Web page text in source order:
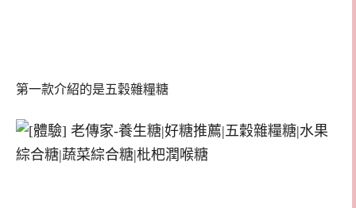
第一款介紹的是五穀雜糧糖